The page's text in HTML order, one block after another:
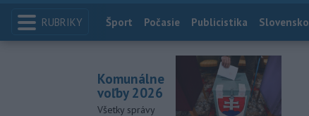
RUBRIKY Index
Šport Počasie Publicistika Slovensko
Komunálne
voľby 2026
Všetky správy